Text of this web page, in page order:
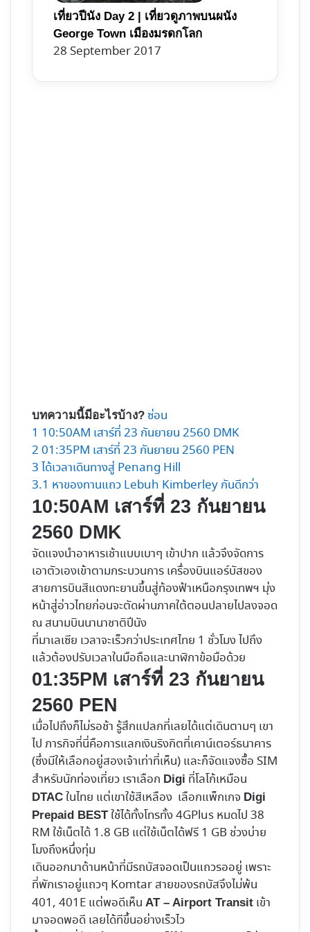
เที่ยวปีนัง Day 2 | เที่ยวดูภาพบนผนัง
George Town เมืองมรดกโลก
28 September 2017
บทความนี้มีอะไรบ้าง? ซ่อน
1 10:50AM เสาร์ที่ 23 กันยายน 2560 DMK
2 01:35PM เสาร์ที่ 23 กันยายน 2560 PEN
3 ได้เวลาเดินทางสู่ Penang Hill
3.1 หาของทานแถว Lebuh Kimberley กันดีกว่า
10:50AM เสาร์ที่ 23 กันยายน
2560 DMK
จัดแจงนำอาหารเช้าแบบเบาๆ เข้าปาก แล้วจึงจัดการ
เอาตัวเองเข้าตามกระบวนการ เครื่องบินแอร์บัสของ
สายการบินสีแดงทะยานขึ้นสู่ท้องฟ้าเหนือกรุงเทพฯ มุ่ง
หน้าสู่อ่าวไทยก่อนจะตัดผ่านภาคใต้ตอนปลายไปลงจอด
ณ​ สนามบินนานาชาติปีนัง
ที่มาเลเซีย เวลาจะเร็วกว่าประเทศไทย 1 ชั่วโมง ไปถึง
แล้วต้องปรับเวลาในมือถือและนาฬิกาข้อมือด้วย
01:35PM เสาร์ที่ 23 กันยายน
2560 PEN
เมื่อไปถึงก็ไม่รอช้า รู้สึกแปลกที่เลยได้แต่เดินตามๆ เขา
ไป ภารกิจที่นี่คือการแลกเงินริงกิตที่เคาน์เตอร์ธนาคาร
(ซึ่งมีให้เลือกอยู่สองเจ้าเท่าที่เห็น) และก็จัดแจงซื้อ SIM
สำหรับนักท่องเที่ยว เราเลือก Digi ที่โลโก้เหมือน
DTAC ในไทย แต่เขาใช้สีเหลือง เลือกแพ็กเกจ Digi
Prepaid BESTใช้ได้ทั้งโทรทั้ง 4GPlus หมดไป 38
RM ใช้เน็ตได้ 1.8 GB แต่ใช้เน็ตได้ฟรี 1 GB ช่วงบ่าย
โมงถึงหนึ่งทุ่ม
เดินออกมาด้านหน้าที่มีรถบัสจอดเป็นแถวรออยู่ เพราะ
ที่พักเราอยู่แถวๆ Komtar สายของรถบัสจึงไม่พ้น
401, 401E แต่พอดีเห็น AT – Airport Transit เข้า
มาจอดพอดี เลยได้ทีขึ้นอย่างเร็วไว